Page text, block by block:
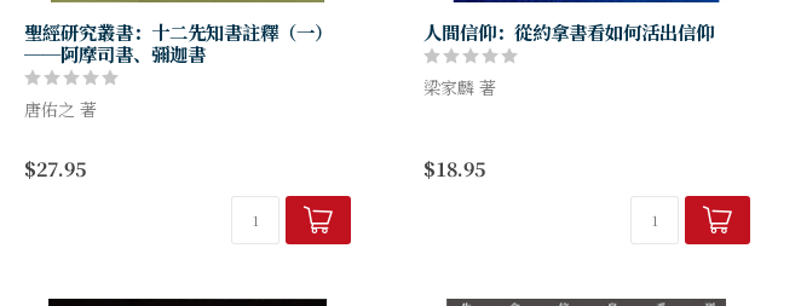
聖經研究叢書：十二先知書註釋（一）
──阿摩司書、彌迦書
唐佑之 著
經（exegesis）與釋經（exposition）並
重，一方面詳細研究原文詞、時代背景及有
$27.95
人間信仰：從約拿書看如何活出信仰
梁家麟 著
約拿書告訴我們一個全人事奉的信息。我們
以自己的所是和所有來事奉祂，這包括我們
$18.95